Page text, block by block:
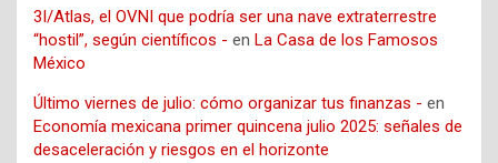
3I/Atlas, el OVNI que podría ser una nave extraterrestre
“hostil”, según científicos - en La Casa de los Famosos
México
Último viernes de julio: cómo organizar tus finanzas - en
Economía mexicana primer quincena julio 2025: señales de
desaceleración y riesgos en el horizonte